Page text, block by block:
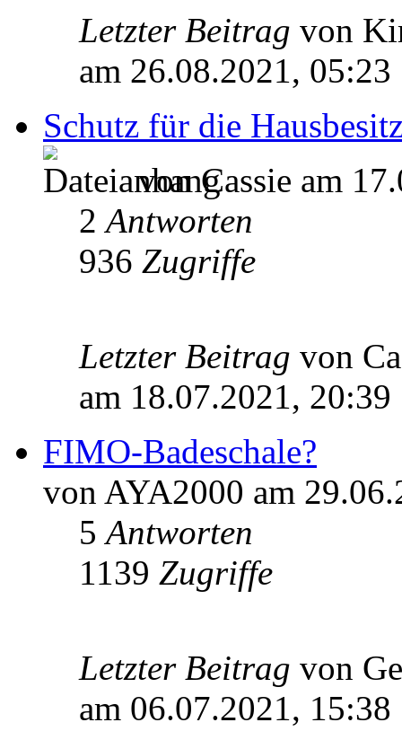
Letzter Beitrag von
am 26.08.2021, 05:23
Schutz für die
von Cassie am
2Antworten
936 Zugriffe
Letzter Beitrag von
am 18.07.2021, 20:39
FIMO-Badeschale?
von AYA2000 am
5Antworten
1139 Zugriffe
Letzter Beitrag von
am 06.07.2021, 15:38